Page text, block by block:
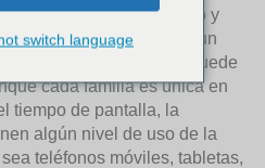
fácil de ahorrar tiempo y
con más claridad y dar un
el tiempo de pantalla puede
cada familia es única en
tiempo de pantalla, la
algún nivel de uso de la
teléfonos móviles, tabletas,
switch language